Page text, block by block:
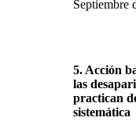
Septiembre
5. Acción
las
practican
sistemática